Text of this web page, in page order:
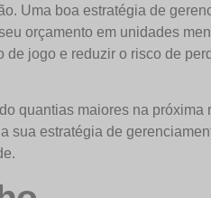
Uma boa estratégia de
orçamento em unidades
jogo e reduzir o risco de
quantias maiores na próxima
sua estratégia de